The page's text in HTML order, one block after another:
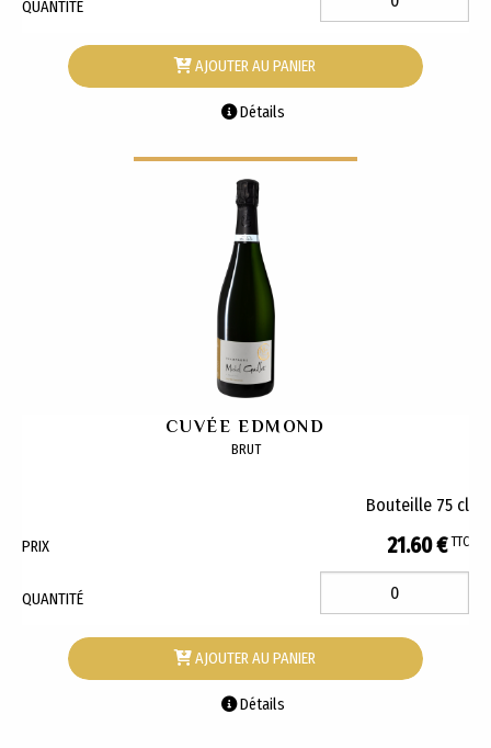
QUANTITÉ
AJOUTER AU PANIER
Détails
CUVÉE EDMOND
BRUT
Bouteille 75 cl
PRIX 21.60 € TTC
QUANTITÉ
AJOUTER AU PANIER
Détails